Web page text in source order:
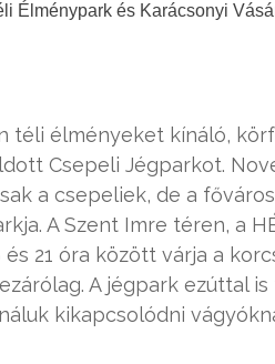
Élménypark és Karácsonyi
élményeket kínáló,
Csepeli Jégparkot.
a csepeliek, de a
A Szent Imre téren, a
21 óra között várja a
A jégpark ezúttal
kikapcsolódni